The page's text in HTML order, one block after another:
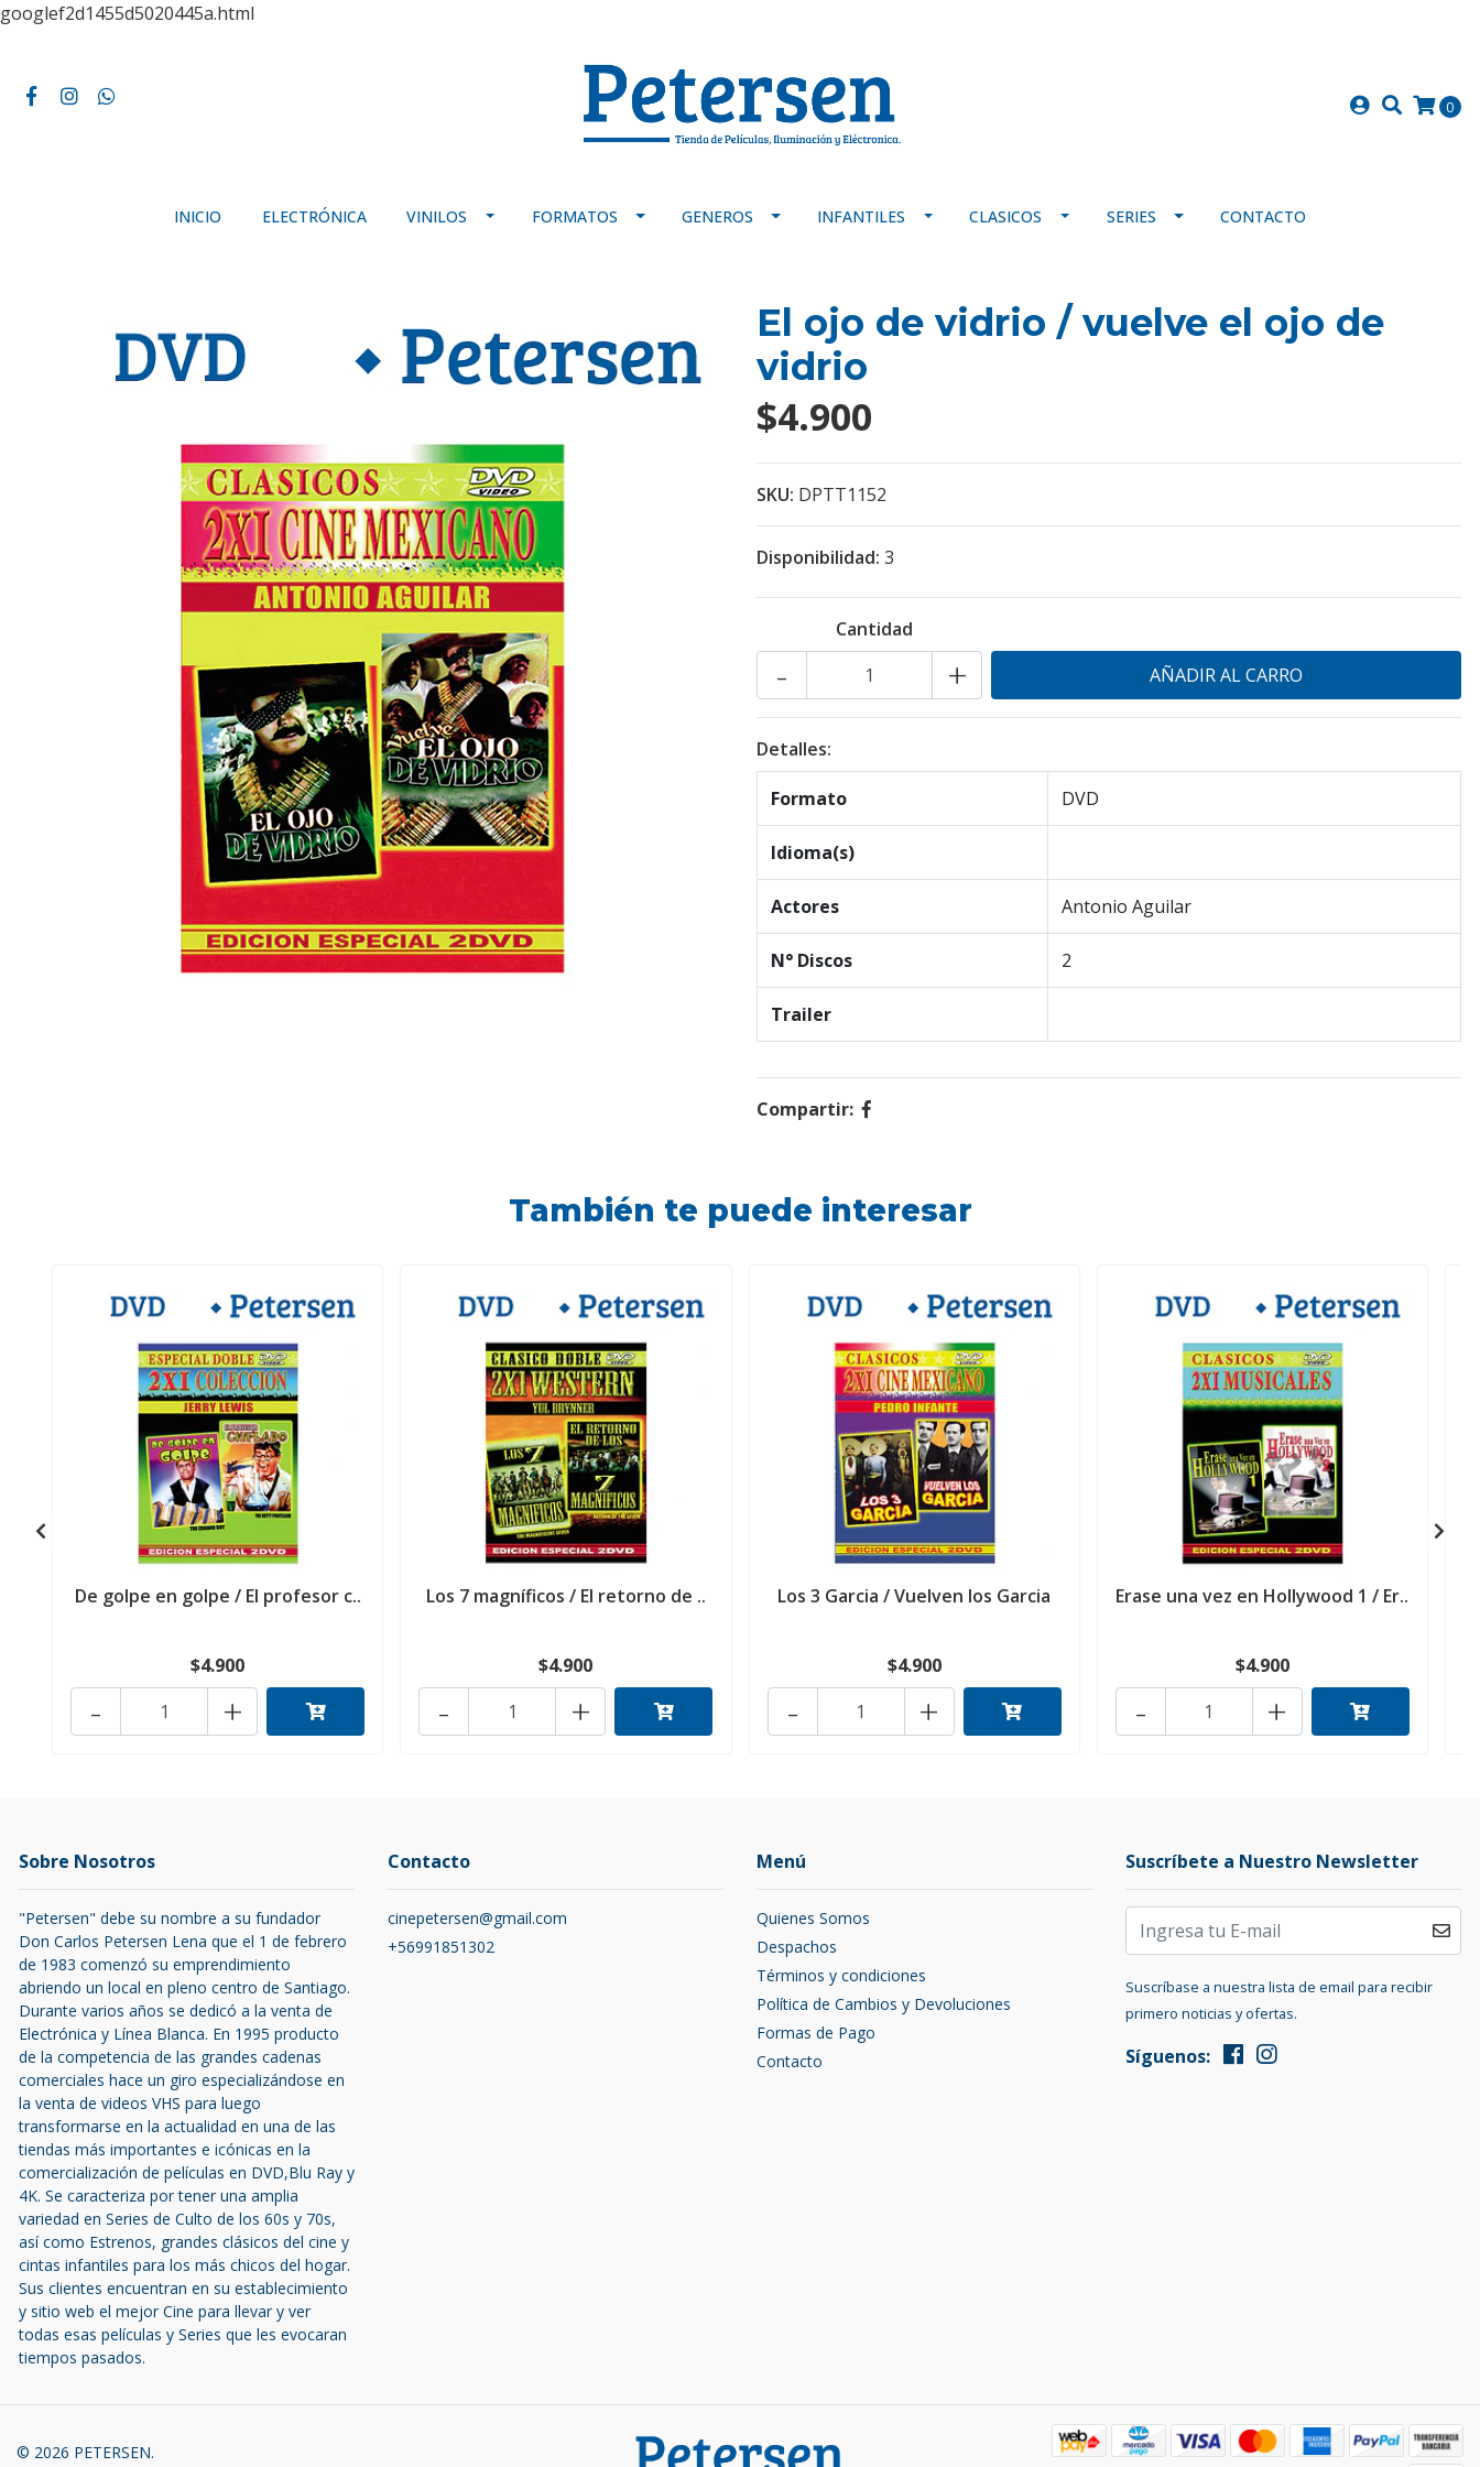
googlef2d1455d5020445a.html
0
INICIO ELECTRÓNICA VINILOS FORMATOS GENEROS INFANTILES CLASICOS SERIES CONTACTO
El ojo de vidrio / vuelve el ojo de
vidrio
$4.900
SKU: DPTT1152
Disponibilidad: 3
Cantidad
+
-
Detalles:
Formato DVD
Idioma(s)
Actores Antonio Aguilar
N° Discos 2
Trailer
Compartir:
También te puede interesar
De golpe en golpe / El profesor c..
$4.900
+
-
Los 7 magníficos / El retorno de ..
$4.900
+
-
Los 3 Garcia / Vuelven los Garcia
$4.900
+
-
Erase una vez en Hollywood 1 / Er..
$4.900
+
-
Sobre Nosotros
"Petersen" debe su nombre a su fundador
Don Carlos Petersen Lena que el 1 de febrero
de 1983 comenzó su emprendimiento
abriendo un local en pleno centro de Santiago.
Durante varios años se dedicó a la venta de
Electrónica y Línea Blanca. En 1995 producto
de la competencia de las grandes cadenas
comerciales hace un giro especializándose en
la venta de videos VHS para luego
transformarse en la actualidad en una de las
tiendas más importantes e icónicas en la
comercialización de películas en DVD,Blu Ray y
4K. Se caracteriza por tener una amplia
variedad en Series de Culto de los 60s y 70s,
así como Estrenos, grandes clásicos del cine y
cintas infantiles para los más chicos del hogar.
Sus clientes encuentran en su establecimiento
y sitio web el mejor Cine para llevar y ver
todas esas películas y Series que les evocaran
tiempos pasados.
Contacto
cinepetersen@gmail.com
+56991851302
Menú
Quienes Somos
Despachos
Términos y condiciones
Política de Cambios y Devoluciones
Formas de Pago
Contacto
Suscríbete a Nuestro Newsletter
Suscríbase a nuestra lista de email para recibir
primero noticias y ofertas.
Síguenos:
© 2026 PETERSEN.